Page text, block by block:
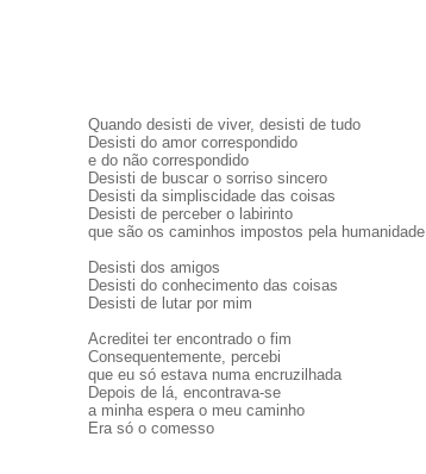
Quando desisti de viver, desisti de tudo
Desisti do amor correspondido
e do não correspondido
Desisti de buscar o sorriso sincero
Desisti da simpliscidade das coisas
Desisti de perceber o labirinto
que são os caminhos impostos pela humanidade
Desisti dos amigos
Desisti do conhecimento das coisas
Desisti de lutar por mim
Acreditei ter encontrado o fim
Consequentemente, percebi
que eu só estava numa encruzilhada
Depois de lá, encontrava-se
a minha espera o meu caminho
Era só o comesso